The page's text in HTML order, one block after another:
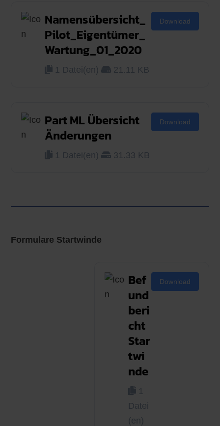
Namensübersicht_
Pilot_Eigentümer_
Wartung_01_2020
1 Datei(en) 21.11 KB
Download
Part ML Übersicht
Änderungen
1 Datei(en) 31.33 KB
Download
Formulare Startwinde
Bef
und
beri
cht
Star
twi
nde
1
Datei
(en)
Download